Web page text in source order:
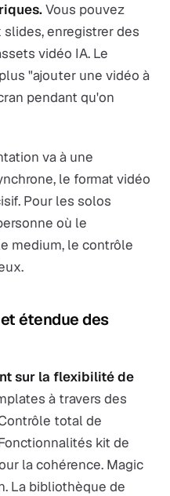
Vous pouvez
enregistrer des
vidéo IA. Le
"ajouter une vidéo à
pendant qu'on
va à une
le format vidéo
Pour les solos
où le
medium, le contrôle
étendue des
sur la flexibilité de
à travers des
total de
kit de
la cohérence. Magic
La bibliothèque de